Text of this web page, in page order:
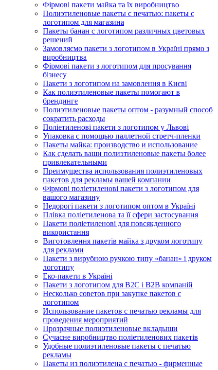
Фірмові пакети майка та їх виробництво
Полиэтиленовые пакеты с печатью: пакеты с
логотипом для магазина
Пакеты банан с логотипом различных цветовых
решений
Замовляємо пакети з логотипом в Україні прямо з
виробництва
Фірмові пакети з логотипом для просування
бізнесу
Пакети з логотипом на замовлення в Києві
Как полиэтиленовые пакеты помогают в
брендинге
Полиэтиленовые пакеты оптом - разумный способ
сократить расходы
Поліетиленові пакети з логотипом у Львові
Упаковка с помощью паллетной стретч-пленки
Пакеты майка: производство и использование
Как сделать ваши полиэтиленовые пакеты более
привлекательными
Преимущества использования полиэтиленовых
пакетов для рекламы вашей компании
Фірмові поліетиленові пакети з логотипом для
вашого магазину
Недорогі пакети з логотипом оптом в Україні
Плівка поліетиленова та її сфери застосування
Пакети поліетиленові для повсякденного
використання
Виготовлення пакетів майка з друком логотипу
для реклами
Пакети з вирубною ручкою типу «банан» і друком
логотипу
Еко-пакети в Україні
Пакети з логотипом для B2C і B2B компаній
Несколько советов при закупке пакетов с
логотипом
Использование пакетов с печатью рекламы для
проведения мероприятий
Прозрачные полиэтиленовые вкладыши
Сучасне виробництво поліетиленових пакетів
Удобные полиэтиленовые пакеты с печатью
рекламы
Пакеты из полиэтилена с печатью - фирменные